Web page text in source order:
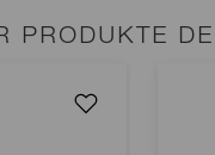
PRODUKTE